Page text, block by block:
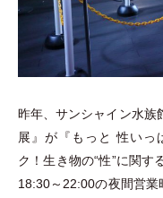
昨年、サンシャイン水族
展』が『もっと 性いっ
ク！生き物の“性”に関
18:30～22:00の夜間営業